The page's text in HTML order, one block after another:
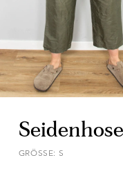
GRÖSSE: S